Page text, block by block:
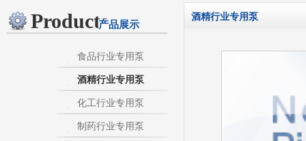
2015年5月21日酒泵百度排名上升
淀粉泵|卫生泵|卫生级自吸泵|淀粉旋流器|不
不锈钢自吸泵|不锈钢化工泵|酒泵|酒精泵|淀
热烈庆祝：我司与天长市千秋在线网络服务有限公
Products产品展示
食品行业专用泵
酒精行业专用泵
化工行业专用泵
制药行业专用泵
酒精行业专用泵